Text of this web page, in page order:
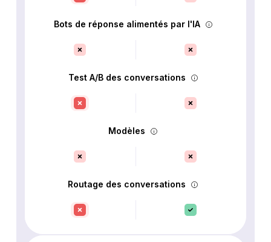
Bots de réponse alimentés par l'IA
Test A/B des conversations
Modèles
Routage des conversations